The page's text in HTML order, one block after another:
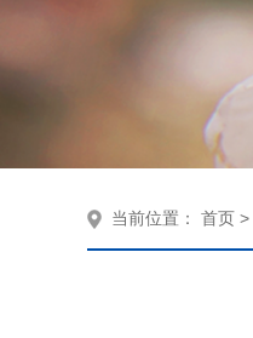
当前位置： 首页 >